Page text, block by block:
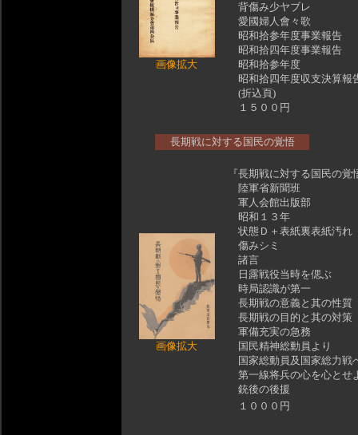
画像拡大
背傷み少ヤブレ
愛國婦人會々歌
昭和拾参年度事業報告
昭和拾四年度事業報告
昭和拾参年度
昭和拾四年度収支決算報
(折込頁)
１５００円
長期戦に対する国民の覚悟
画像拡大
『長期戦に対する国民の覚
陸軍省新聞班
軍人会館出版部
昭和１３年
状態Ｄ＋表紙裏表紙汚れ
傷みシミ
諸言
日露戦役当時を偲ぶ
時局認識が第一
長期戦の意義と其の性質
長期戦の目的と其の対策
軍備充実の急務
国民精神総動員より
国家総動員及国家総力戦
第一線将兵の心を心とせ
銃後の後援
１０００円